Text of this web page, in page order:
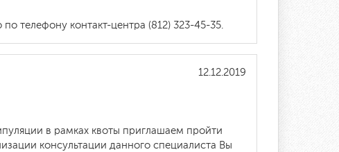
телефону контакт-центра (812) 323-45-35.
12.12.2019
в рамках квоты приглашаем пройти
консультации данного специалиста Вы